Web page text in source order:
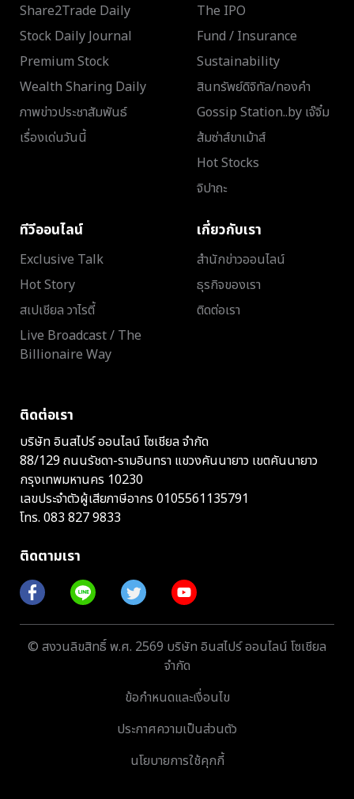
Share2Trade Daily
Stock Daily Journal
Premium Stock
Wealth Sharing Daily
ภาพข่าวประชาสัมพันธ์
เรื่องเด่นวันนี้
The IPO
Fund / Insurance
Sustainability
สินทรัพย์ดิจิทัล/ทองคำ
Gossip Station..by เจ๊จิ๋ม
ส้มซ่าส์ขาเม้าส์
Hot Stocks
จิปาถะ
ทีวีออนไลน์
Exclusive Talk
Hot Story
สเปเชียล วาไรตี้
Live Broadcast / The
Billionaire Way
เกี่ยวกับเรา
สำนักข่าวออนไลน์
ธุรกิจของเรา
ติดต่อเรา
ติดต่อเรา
บริษัท อินสไปร์ ออนไลน์ โซเชียล จำกัด
88/129 ถนนรัชดา-รามอินทรา แขวงคันนายาว เขตคันนายาว
กรุงเทพมหานคร 10230
เลขประจำตัวผู้เสียภาษีอากร 0105561135791
โทร. 083 827 9833
ติดตามเรา
© สงวนลิขสิทธิ์ พ.ศ. 2569 บริษัท อินสไปร์ ออนไลน์ โซเชียล
จำกัด
ข้อกำหนดและเงื่อนไข
ประกาศความเป็นส่วนตัว
นโยบายการใช้คุกกี้